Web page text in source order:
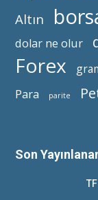
Altın
dolar ne olur
Forex
Para parite
Son